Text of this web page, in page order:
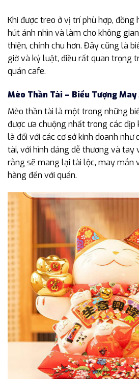
Khi được treo ở vị trí phù hợp,
hút ánh nhìn và làm cho không
thiện, chỉnh chu hơn. Đây cũng là
giờ và kỷ luật, điều rất quan trọng
quán cafe.
Mèo Thần Tài – Biểu Tượng May
Mèo thần tài là một trong những
được ưa chuộng nhất trong các dịp
là đối với các cơ sở kinh doanh như
tài, với hình dáng dễ thương và tay
rằng sẽ mang lại tài lộc, may mắn
hàng đến với quán.